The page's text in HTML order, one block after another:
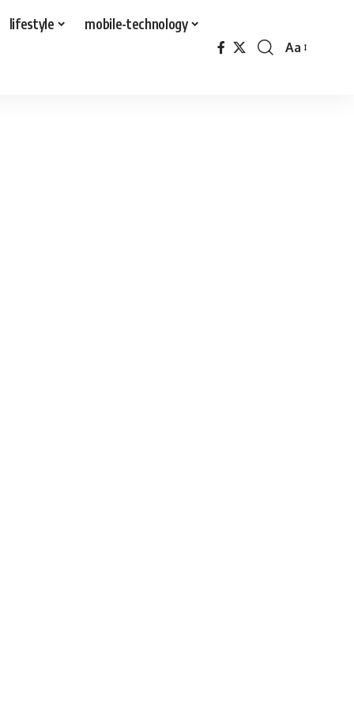
lifestyle mobile-technology
Font
Aa